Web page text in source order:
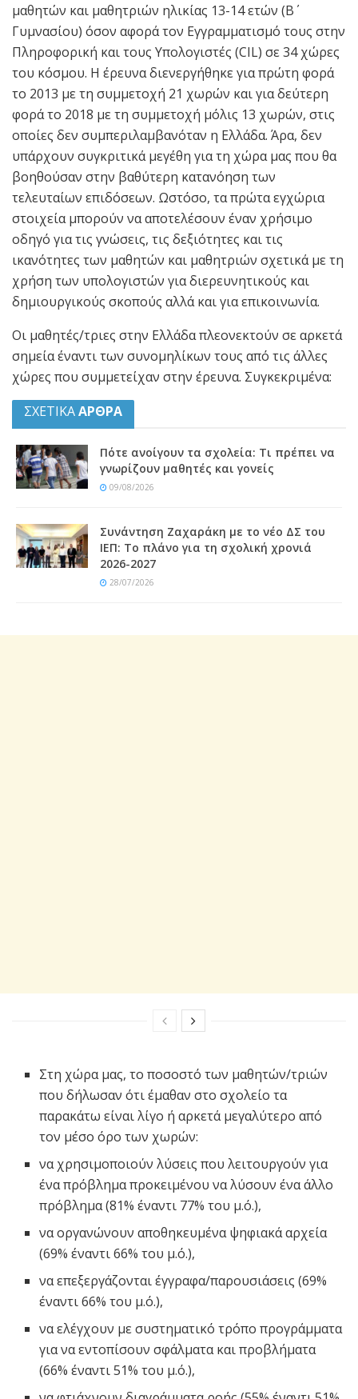
μαθητών και μαθητριών ηλικίας 13-14 ετών (Β΄
Γυμνασίου) όσον αφορά τον Eγγραμματισμό τους στην
Πληροφορική και τους Υπολογιστές (CIL) σε 34 χώρες
του κόσμου. Η έρευνα διενεργήθηκε για πρώτη φορά
το 2013 με τη συμμετοχή 21 χωρών και για δεύτερη
φορά το 2018 με τη συμμετοχή μόλις 13 χωρών, στις
οποίες δεν συμπεριλαμβανόταν η Ελλάδα. Άρα, δεν
υπάρχουν συγκριτικά μεγέθη για τη χώρα μας που θα
βοηθούσαν στην βαθύτερη κατανόηση των
τελευταίων επιδόσεων. Ωστόσο, τα πρώτα εγχώρια
στοιχεία μπορούν να αποτελέσουν έναν χρήσιμο
οδηγό για τις γνώσεις, τις δεξιότητες και τις
ικανότητες των μαθητών και μαθητριών σχετικά με τη
χρήση των υπολογιστών για διερευνητικούς και
δημιουργικούς σκοπούς αλλά και για επικοινωνία.
Οι μαθητές/τριες στην Ελλάδα πλεονεκτούν σε αρκετά
σημεία έναντι των συνομηλίκων τους από τις άλλες
χώρες που συμμετείχαν στην έρευνα. Συγκεκριμένα:
ΣΧΕΤΙΚΑΑΡΘΡΑ
Πότε ανοίγουν τα σχολεία: Τι πρέπει να
γνωρίζουν μαθητές και γονείς
09/08/2026
Συνάντηση Ζαχαράκη με το νέο ΔΣ του
ΙΕΠ: Το πλάνο για τη σχολική χρονιά
2026-2027
28/07/2026
Στη χώρα μας, το ποσοστό των μαθητών/τριών
που δήλωσαν ότι έμαθαν στο σχολείο τα
παρακάτω είναι λίγο ή αρκετά μεγαλύτερο από
τον μέσο όρο των χωρών:
να χρησιμοποιούν λύσεις που λειτουργούν για
ένα πρόβλημα προκειμένου να λύσουν ένα άλλο
πρόβλημα (81% έναντι 77% του μ.ό.),
να οργανώνουν αποθηκευμένα ψηφιακά αρχεία
(69% έναντι 66% του μ.ό.),
να επεξεργάζονται έγγραφα/παρουσιάσεις (69%
έναντι 66% του μ.ό.),
να ελέγχουν με συστηματικό τρόπο προγράμματα
για να εντοπίσουν σφάλματα και προβλήματα
(66% έναντι 51% του μ.ό.),